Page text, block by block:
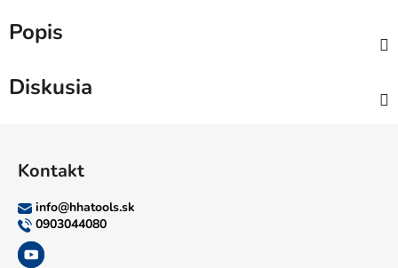
Popis
Diskusia
Kontakt
info@hhatools.sk
0903044080